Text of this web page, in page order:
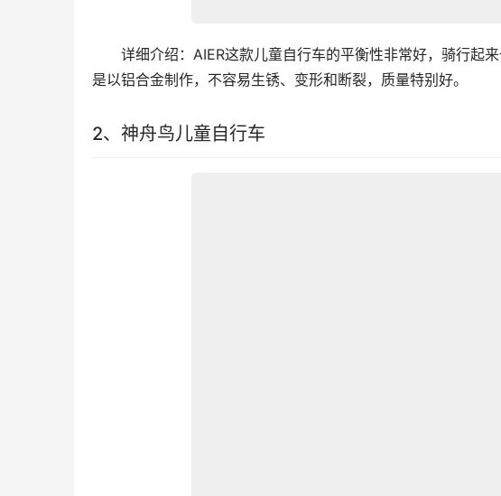
详细介绍：AIER这款儿童自行车的平衡性非常好，骑行起
是以铝合金制作，不容易生锈、变形和断裂，质量特别好。
2、神舟鸟儿童自行车